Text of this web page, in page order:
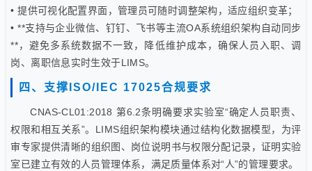
• 提供可视化配置界面，管理员可随时调整架构，适应组织变革；
• **支持与企业微信、钉钉、飞书等主流OA系统组织架构自动同步
**，避免多系统数据不一致，降低维护成本，确保人员入职、调
岗、离职信息实时生效于LIMS。
四、支撑ISO/IEC 17025合规要求
CNAS-CL01:2018 第6.2条明确要求实验室“确定人员职责、
权限和相互关系”。LIMS组织架构模块通过结构化数据模型，为评
审专家提供清晰的组织图、岗位说明书与权限分配记录，证明实验
室已建立有效的人员管理体系，满足质量体系对“人”的管理要求。